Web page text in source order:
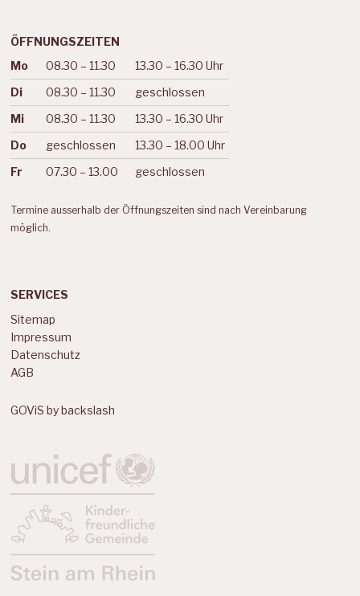
ÖFFNUNGSZEITEN
Wochentag Vormittag Nachmittag
Mo 08.30 – 11.30
13.30 – 16.30 Uhr
Di
08.30 – 11.30
geschlossen
Mi
08.30 – 11.30
13.30 – 16.30 Uhr
Do
geschlossen
13.30 – 18.00 Uhr
Fr
07.30 – 13.00 geschlossen
Termine ausserhalb der Öffnungszeiten sind nach Vereinbarung
möglich.
SERVICES
Sitemap
Impressum
Datenschutz
AGB
GOViS bybackslash
LABELS